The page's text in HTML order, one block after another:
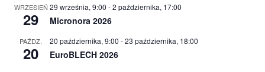
WRZESIEŃ
29
29 września, 9:00 -2 października, 17:00
Micronora 2026
PAŹDZ.
20
20 października, 9:00 -23 października, 18:00
EuroBLECH 2026